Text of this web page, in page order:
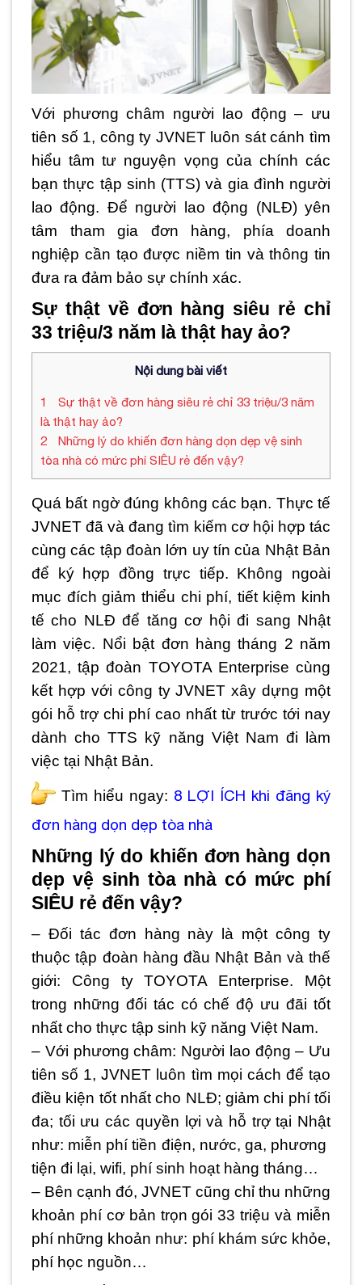
Với phương châm người lao động – ưu
tiên số 1, công ty JVNET luôn sát cánh tìm
hiểu tâm tư nguyện vọng của chính các
bạn thực tập sinh (TTS) và gia đình người
lao động. Để người lao động (NLĐ) yên
tâm tham gia đơn hàng, phía doanh
nghiệp cần tạo được niềm tin và thông tin
đưa ra đảm bảo sự chính xác.
Sự thật về đơn hàng siêu rẻ chỉ
33 triệu/3 năm là thật hay ảo?
Nội dung bài viết
1
Sự thật về đơn hàng siêu rẻ chỉ 33 triệu/3 năm
là thật hay ảo?
2
Những lý do khiến đơn hàng dọn dẹp vệ sinh
tòa nhà có mức phí SIÊU rẻ đến vậy?
Quá bất ngờ đúng không các bạn. Thực tế
JVNET đã và đang tìm kiếm cơ hội hợp tác
cùng các tập đoàn lớn uy tín của Nhật Bản
để ký hợp đồng trực tiếp. Không ngoài
mục đích giảm thiểu chi phí, tiết kiệm kinh
tế cho NLĐ để tăng cơ hội đi sang Nhật
làm việc. Nổi bật đơn hàng tháng 2 năm
2021, tập đoàn TOYOTA Enterprise cùng
kết hợp với công ty JVNET xây dựng một
gói hỗ trợ chi phí cao nhất từ trước tới nay
dành cho TTS kỹ năng Việt Nam đi làm
việc tại Nhật Bản.
Tìm hiểu ngay: 8 LỢI ÍCH khi đăng ký
đơn hàng dọn dẹp tòa nhà
Những lý do khiến đơn hàng dọn
dẹp vệ sinh tòa nhà có mức phí
SIÊU rẻ đến vậy?
– Đối tác đơn hàng này là một công ty
thuộc tập đoàn hàng đầu Nhật Bản và thế
giới: Công ty TOYOTA Enterprise. Một
trong những đối tác có chế độ ưu đãi tốt
nhất cho thực tập sinh kỹ năng Việt Nam.
– Với phương châm: Người lao động – Ưu
tiên số 1, JVNET luôn tìm mọi cách để tạo
điều kiện tốt nhất cho NLĐ; giảm chi phí tối
đa; tối ưu các quyền lợi và hỗ trợ tại Nhật
như: miễn phí tiền điện, nước, ga, phương
tiện đi lại, wifi, phí sinh hoạt hàng tháng…
– Bên cạnh đó, JVNET cũng chỉ thu những
khoản phí cơ bản trọn gói 33 triệu và miễn
phí những khoản như: phí khám sức khỏe,
phí học nguồn…